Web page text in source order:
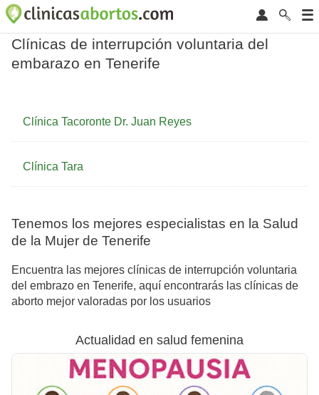
Clínicas de interrupción voluntaria del
embarazo en Tenerife
Clínica Tacoronte Dr. Juan Reyes
Clínica Tara
Tenemos los mejores especialistas en la Salud
de la Mujer de Tenerife
Encuentra las mejores clínicas de interrupción voluntaria
del embrazo en Tenerife, aquí encontrarás las clínicas de
aborto mejor valoradas por los usuarios
Actualidad en salud femenina